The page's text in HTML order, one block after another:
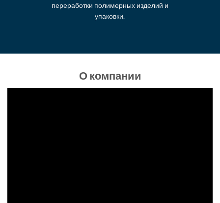
переработки полимерных изделий и
упаковки.
О компании